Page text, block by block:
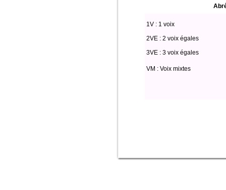
1V : 1 voix
2VE : 2 voix égales
3VE : 3 voix égales
VM : Voix mixtes